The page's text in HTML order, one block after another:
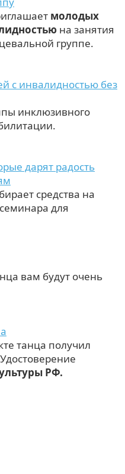
молодых
на занятия
группе.
с инвалидностью без
инклюзивного
дарят радость
средства на
для
вам будут очень
танца получил
РФ.